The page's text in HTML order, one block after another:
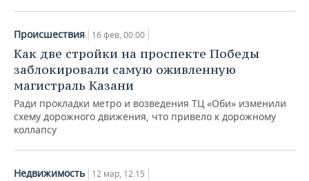
Происшествия 16 фев, 00:00
Как две стройки на проспекте Победы
заблокировали самую оживленную
магистраль Казани
Ради прокладки метро и возведения ТЦ «Оби» изменили
схему дорожного движения, что привело к дорожному
коллапсу
Недвижимость 12 мар, 12:15